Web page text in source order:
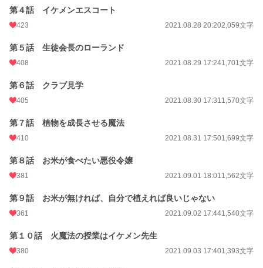
文字数
初回公開日時
初回完結日時 2021.11.02 18:29
週間ポイント
月間ポイント 7,346 pt (5,927 位)
年間ポイント
累計ポイント 1,001,078 pt (5,781 位)
第４話 イケメンエスコート
423 2021.08.28 20:202,059文字
第５話 生徒会長のローランド
408 2021.08.29 17:241,701文字
第６話 クラブ見学
405 2021.08.30 17:311,570文字
第７話 植物を成長させる魔法
410 2021.08.31 17:501,699文字
第８話 お米が食べたい悪役令嬢
381 2021.09.01 18:011,562文字
第９話 お米が無ければ、自分で植えれば良いじゃない
361 2021.09.02 17:441,540文字
第１０話 火魔法の授業はイケメン先生
380 2021.09.03 17:401,393文字